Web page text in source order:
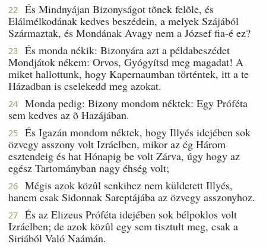
22
És Mindnyájan Bizonyságot tõnek felõle, és
Elálmélkodának kedves beszédein, a melyek Szájából
Származtak, és Mondának Avagy nem a József fia-é ez?
23
És monda nékik: Bizonyára azt a példabeszédet
Mondjátok nékem: Orvos, Gyógyítsd meg magadat! A
miket hallottunk, hogy Kapernaumban történtek, itt a te
Házadban is cselekedd meg azokat.
24
Monda pedig: Bizony mondom néktek: Egy Próféta
sem kedves az õ Hazájában.
25
És Igazán mondom néktek, hogy Illyés idejében sok
özvegy asszony volt Izráelben, mikor az ég Három
esztendeig és hat Hónapig be volt Zárva, úgy hogy az
egész Tartományban nagy éhség volt;
26
Mégis azok közûl senkihez nem küldetett Illyés,
hanem csak Sidonnak Sareptájába az özvegy asszonyhoz.
27
És az Elizeus Próféta idejében sok bélpoklos volt
Izráelben; de azok közûl egy sem tisztult meg, csak a
Siriából Való Naámán.